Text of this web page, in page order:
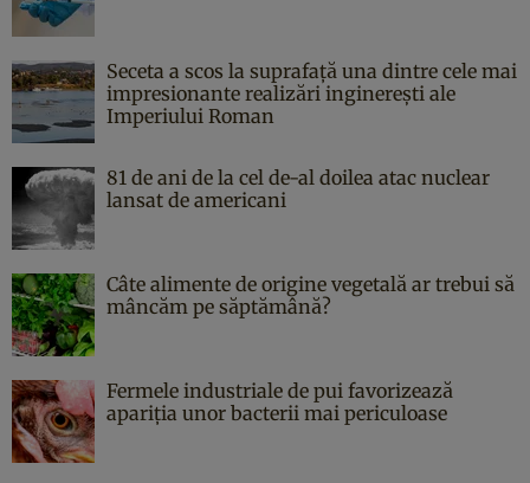
Seceta a scos la suprafață una dintre cele mai
impresionante realizări inginerești ale
Imperiului Roman
81 de ani de la cel de-al doilea atac nuclear
lansat de americani
Câte alimente de origine vegetală ar trebui să
mâncăm pe săptămână?
Fermele industriale de pui favorizează
apariția unor bacterii mai periculoase